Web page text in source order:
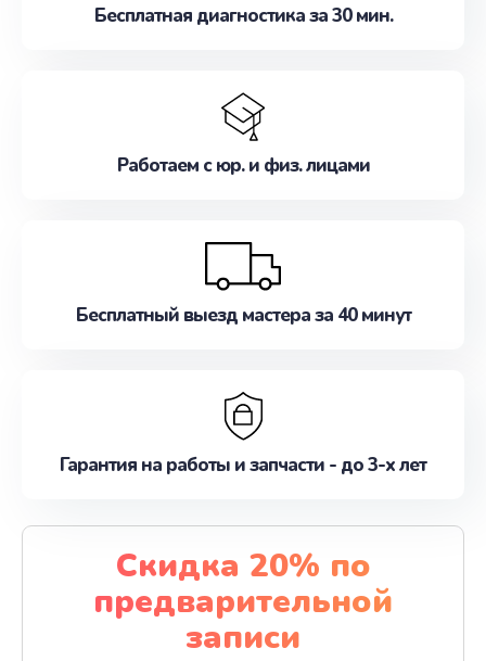
Бесплатная диагностика за 30 мин.
Работаем с юр. и физ. лицами
Бесплатный выезд мастера за 40 минут
Гарантия на работы и запчасти - до 3-х лет
Скидка 20% по
предварительной
записи